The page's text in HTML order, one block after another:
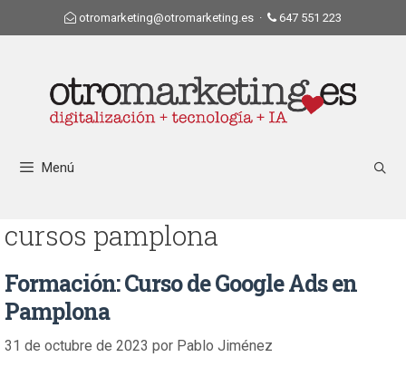
otromarketing@otromarketing.es · 647 551 223
Menú
cursos pamplona
Formación: Curso de Google Ads en
Pamplona
31 de octubre de 2023 por Pablo Jiménez